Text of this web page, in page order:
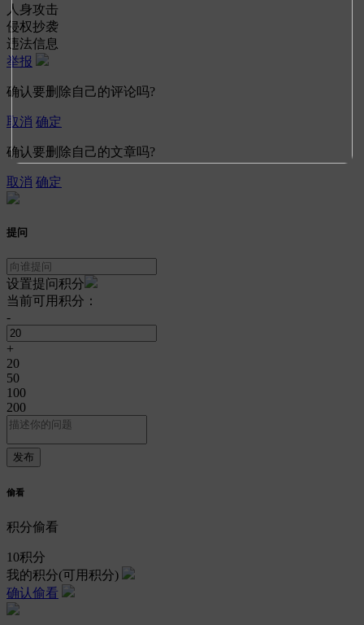
人身攻击
侵权抄袭
违法信息
举报
确认要删除自己的评论吗?
取消 确定
确认要删除自己的文章吗?
取消 确定
提问
设置提问积分
当前可用积分：
-
+
20
50
100
200
偷看
积分偷看
10积分
我的积分(可用积分)
确认偷看